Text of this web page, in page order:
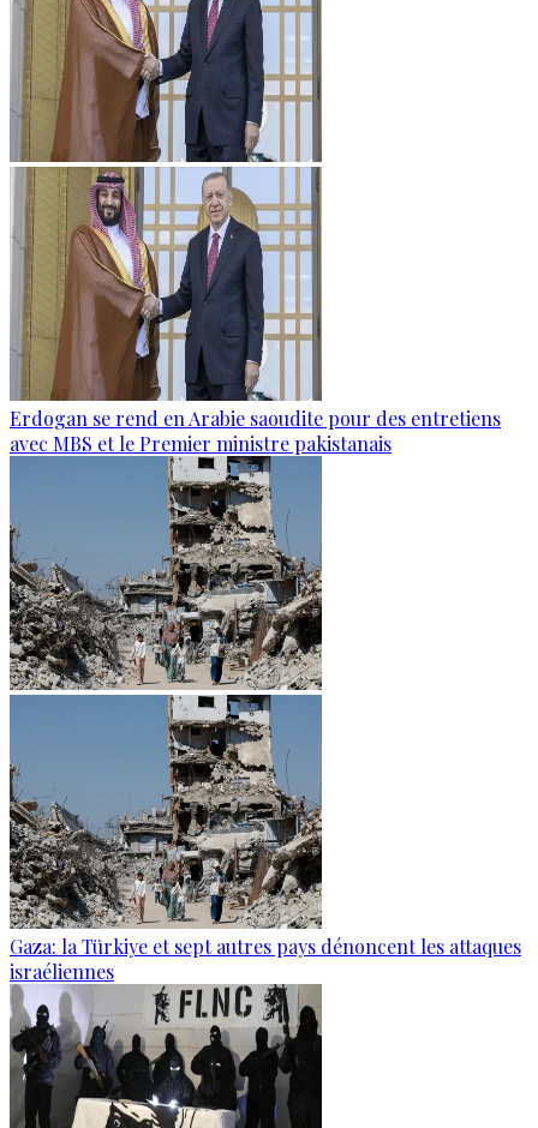
Erdogan se rend en Arabie saoudite pour des entretiens
avec MBS et le Premier ministre pakistanais
Gaza: la Türkiye et sept autres pays dénoncent les attaques
israéliennes